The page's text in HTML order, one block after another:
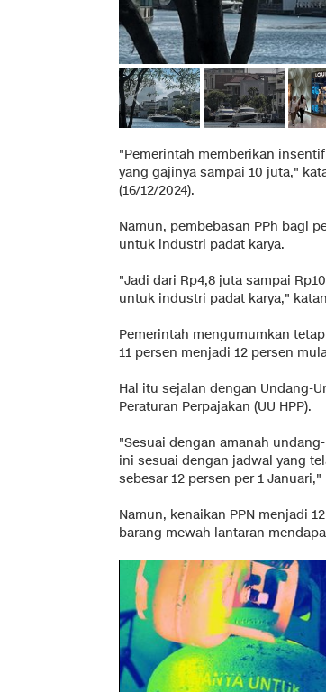
"Pemerintah memberikan
yang gajinya sampai 10 juta,"
(16/12/2024).
Namun, pembebasan PPh bagi
untuk industri padat karya.
"Jadi dari Rp4,8 juta sampai
untuk industri padat karya,"
Pemerintah mengumumkan
11 persen menjadi 12 persen
Hal itu sejalan dengan Undang-
Peraturan Perpajakan (UU HPP).
"Sesuai dengan amanah
ini sesuai dengan jadwal yang
sebesar 12 persen per 1
Namun, kenaikan PPN menjadi
barang mewah lantaran